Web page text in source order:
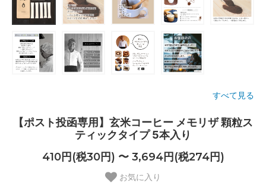
すべて見る
【ポスト投函専用】玄米コーヒー メモリザ 顆粒ス
ティックタイプ 5本入り
410円(税30円) 〜 3,694円(税274円)
お気に入り